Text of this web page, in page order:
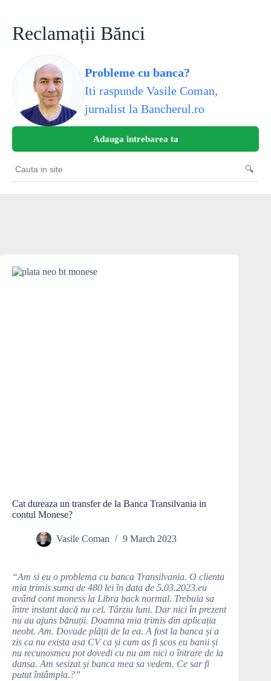
contentReclamații Bănci
Probleme cu banca?
Iti raspunde Vasile Coman,
jurnalist la Bancherul.ro
Adauga intrebarea ta
Cauta
in
🔍
Cat dureaza un transfer de la Banca Transilvania in
contul Monese?
Vasile Coman 9 March 2023
“Am si eu o problema cu banca Transilvania. O clienta
mia trimis suma de 480 lei în data de 5.03.2023.eu
având cont moness la Libra back normal. Trebuia sa
între instant dacă nu cel. Târziu luni. Dar nici în prezent
nu au ajuns bănuții. Doamna mia trimis din aplicația
neobt. Am. Dovade plății de la ea. A fost la banca și a
zis ca nu exista asa CV ca și cum as fi scos eu banii și
nu recunosmeu pot dovedi cu nu am nici o întrare de la
dansa. Am sesizat și banca mea sa vedem. Ce sar fi
putut întâmpla.?”